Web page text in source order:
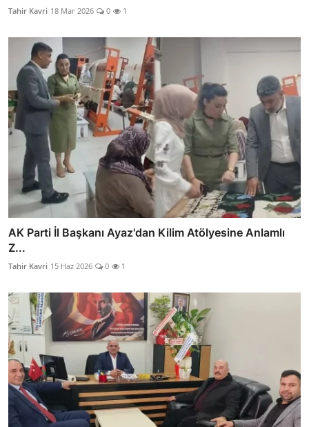
Tahir Kavri 18 Mar 2026 0 1
AK Parti İl Başkanı Ayaz'dan Kilim Atölyesine Anlamlı
Z...
Tahir Kavri 15 Haz 2026 0 1